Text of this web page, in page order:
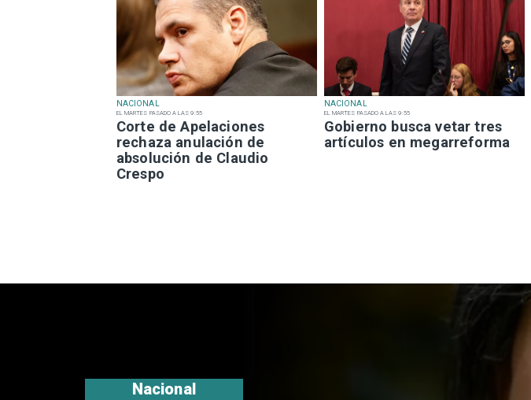
NACIONAL
EL MARTES PASADO A LAS 9:55
Corte de Apelaciones
rechaza anulación de
absolución de Claudio
Crespo
NACIONAL
EL MARTES PASADO A LAS 9:55
Gobierno busca vetar tres
artículos en megarreforma
Nacional